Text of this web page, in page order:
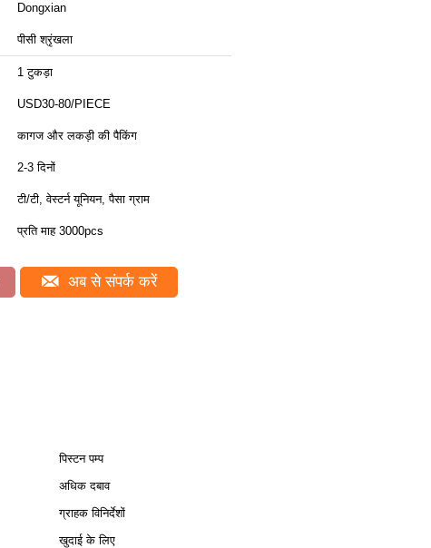
Dongxian
पीसी श्रृंखला
1 टुकड़ा
USD30-80/PIECE
कागज और लकड़ी की पैकिंग
2-3 दिनों
टी/टी, वेस्टर्न यूनियन, पैसा ग्राम
प्रति माह 3000pcs
अब से संपर्क करें
पिस्टन पम्प
अधिक दबाव
ग्राहक विनिर्देशों
खुदाई के लिए